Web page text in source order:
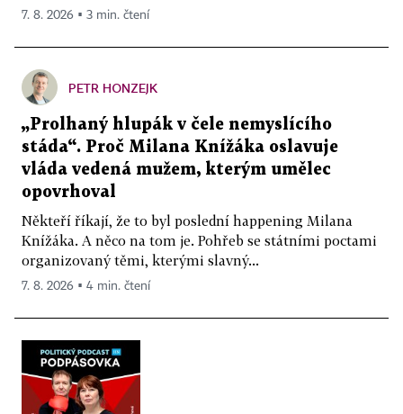
7. 8. 2026 ▪ 3 min. čtení
PETR HONZEJK
„Prolhaný hlupák v čele nemyslícího
stáda“. Proč Milana Knížáka oslavuje
vláda vedená mužem, kterým umělec
opovrhoval
Někteří říkají, že to byl poslední happening Milana
Knížáka. A něco na tom je. Pohřeb se státními poctami
organizovaný těmi, kterými slavný...
7. 8. 2026 ▪ 4 min. čtení